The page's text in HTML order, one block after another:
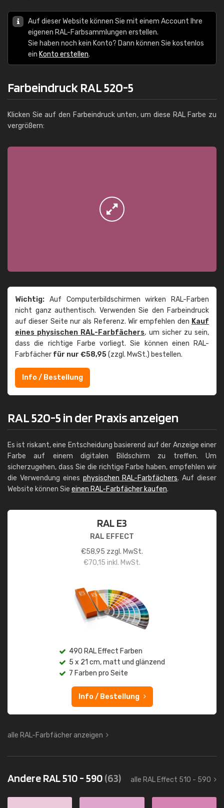
Auf dieser Website können Sie mit einem Account Ihre
eigenen RAL-Farbsammlungen erstellen.
Sie haben noch kein Konto? Dann können Sie kostenlos
ein Konto erstellen.
Farbeindruck RAL 520-5
Klicken Sie auf den Farbeindruck unten, um diese RAL Farbe zu
vergrößern:
Wichtig: Auf Computerbildschirmen wirken RAL-Farben
nicht ganz authentisch. Verwenden Sie den Farbeindruck
auf dieser Seite nur als Referenz. Wir empfehlen den Kauf
eines physischen RAL-Farbfächers, um sicher zu sein,
dass die richtige Farbe vorliegt. Sie können einen RAL-
Farbfächer für nur €58,95(zzgl. MwSt.) bestellen.
Info / Bestellung
RAL 520-5 in der Praxis anzeigen
Es ist riskant, eine Entscheidung basierend auf der Anzeige einer
Farbe auf einem digitalen Bildschirm zu treffen. Um
sicherzugehen, dass Sie die richtige Farbe haben, empfehlen wir
die Verwendung eines physischen RAL-Farbfächers. Auf dieser
Website können Sie einen RAL-Farbfächer kaufen.
RAL E3
RAL EFFECT
€58,95 zzgl. MwSt.
€70,15 inkl. MwSt.
490 RAL Effect Farben
5 x 21 cm, matt und glänzend
7 Farben pro Seite
Info / Bestellung
alle RAL-Farbfächer anzeigen
Andere RAL 510 - 590(63) alle RAL Effect 510 - 590